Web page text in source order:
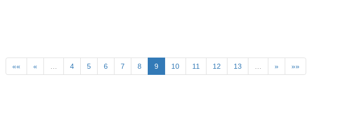
«« « … 4 5 6 7 8 9 10 11 12 13 … » »»